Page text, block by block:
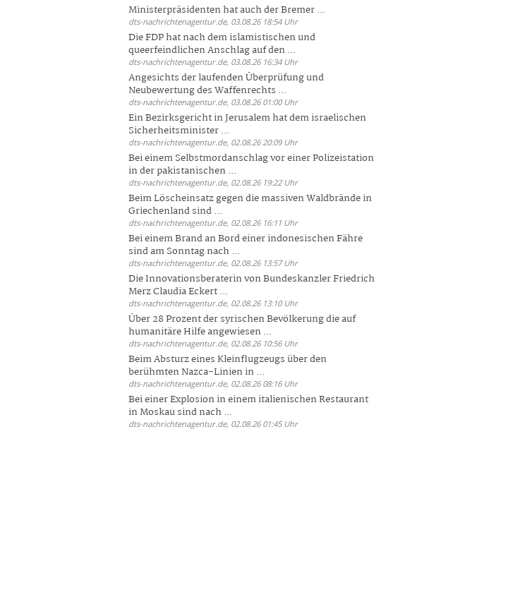
Ministerpräsidenten hat auch der Bremer ...
dts-nachrichtenagentur.de, 03.08.26 18:54 Uhr
Die FDP hat nach dem islamistischen und
queerfeindlichen Anschlag auf den ...
dts-nachrichtenagentur.de, 03.08.26 16:34 Uhr
Angesichts der laufenden Überprüfung und
Neubewertung des Waffenrechts ...
dts-nachrichtenagentur.de, 03.08.26 01:00 Uhr
Ein Bezirksgericht in Jerusalem hat dem israelischen
Sicherheitsminister ...
dts-nachrichtenagentur.de, 02.08.26 20:09 Uhr
Bei einem Selbstmordanschlag vor einer Polizeistation
in der pakistanischen ...
dts-nachrichtenagentur.de, 02.08.26 19:22 Uhr
Beim Löscheinsatz gegen die massiven Waldbrände in
Griechenland sind ...
dts-nachrichtenagentur.de, 02.08.26 16:11 Uhr
Bei einem Brand an Bord einer indonesischen Fähre
sind am Sonntag nach ...
dts-nachrichtenagentur.de, 02.08.26 13:57 Uhr
Die Innovationsberaterin von Bundeskanzler Friedrich
Merz Claudia Eckert ...
dts-nachrichtenagentur.de, 02.08.26 13:10 Uhr
Über 28 Prozent der syrischen Bevölkerung die auf
humanitäre Hilfe angewiesen ...
dts-nachrichtenagentur.de, 02.08.26 10:56 Uhr
Beim Absturz eines Kleinflugzeugs über den
berühmten Nazca-Linien in ...
dts-nachrichtenagentur.de, 02.08.26 08:16 Uhr
Bei einer Explosion in einem italienischen Restaurant
in Moskau sind nach ...
dts-nachrichtenagentur.de, 02.08.26 01:45 Uhr